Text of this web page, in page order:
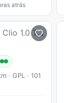
atrás
Clio 1.0 Tce Evolution Bi-Fuel
· GPL · 101